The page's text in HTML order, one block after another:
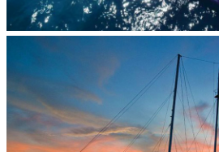
포함 사
항
– 왕복 트랜스퍼
– 런치뷔페 (소프트 드링크
– 스노클링, 렘봉안 섬마을
– 비치클럽 : 선베드, 수영